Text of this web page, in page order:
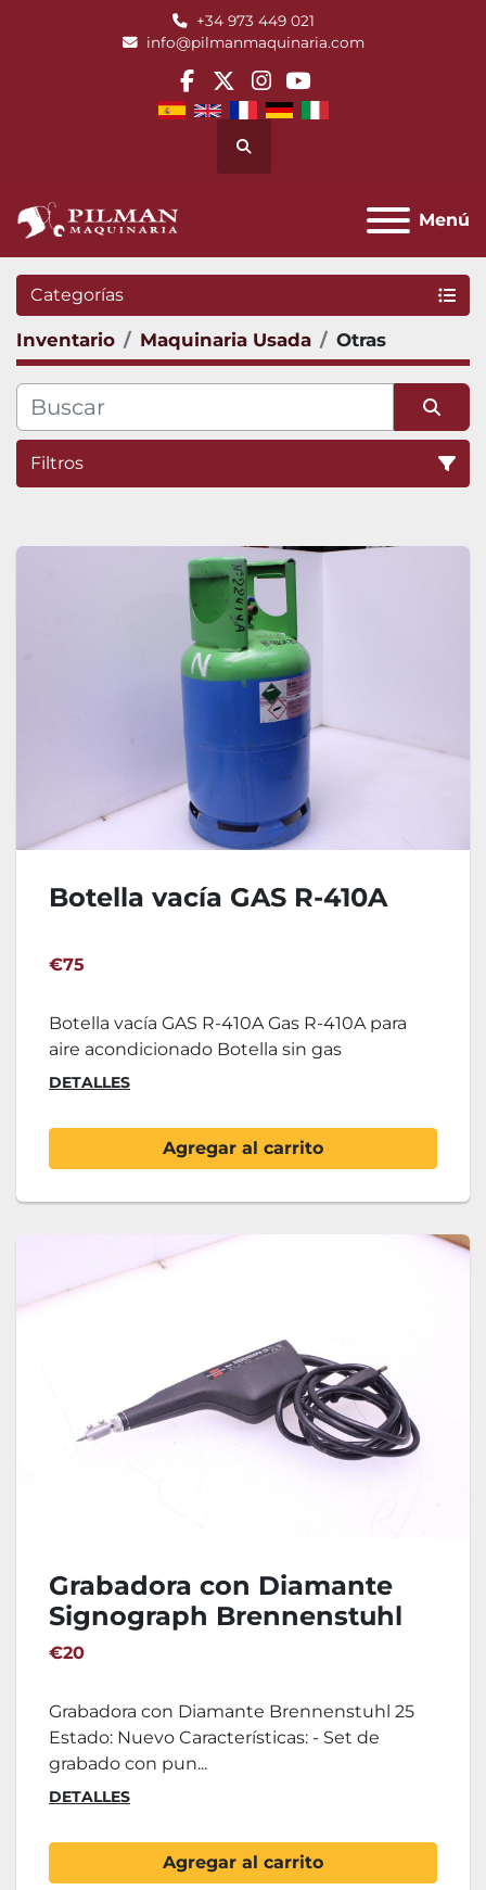
+34 973 449 021
info@pilmanmaquinaria.com
facebook
twitterinstagram
youtube
Buscar
Menú
Categorías
Inventario Maquinaria Usada Otras
Filtros
Botella vacía GAS R-410A
€75
Botella vacía GAS R-410A Gas R-410A para
aire acondicionado Botella sin gas
DETALLES
Agregar al carrito
Grabadora con Diamante
Signograph Brennenstuhl
25
€20
Grabadora con Diamante Brennenstuhl 25
Estado: Nuevo Características: - Set de
grabado con pun...
DETALLES
Agregar al carrito